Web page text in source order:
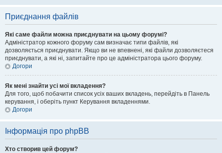
Приєднання файлів
Які саме файли можна приєднувати на цьому форумі?
Адміністратор кожного форуму сам визначає типи файлів, які
дозволяється приєднувати. Якщо ви не впевнені, які файли дозволяєтеся
приєднувати, а які ні, запитайте про це адміністратора цього форуму.
Догори
Як мені знайти усі мої вкладення?
Для того, щоб побачити список усіх ваших вкладень, перейдіть в Панель
керування, і оберіть пункт Керування вкладеннями.
Догори
Інформація про phpBB
Хто створив цей форум?